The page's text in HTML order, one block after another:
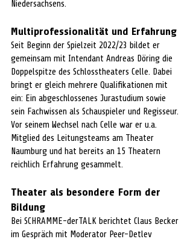
Niedersachsens.
Multiprofessionalität und Erfahrung
Seit Beginn der Spielzeit 2022/23 bildet er
gemeinsam mit Intendant Andreas Döring die
Doppelspitze des Schlosstheaters Celle. Dabei
bringt er gleich mehrere Qualifikationen mit
ein: Ein abgeschlossenes Jurastudium sowie
sein Fachwissen als Schauspieler und Regisseur.
Vor seinem Wechsel nach Celle war er u.a.
Mitglied des Leitungsteams am Theater
Naumburg und hat bereits an 15 Theatern
reichlich Erfahrung gesammelt.
Theater als besondere Form der
Bildung
Bei SCHRAMME-derTALK berichtet Claus Becker
im Gespräch mit Moderator Peer-Detlev